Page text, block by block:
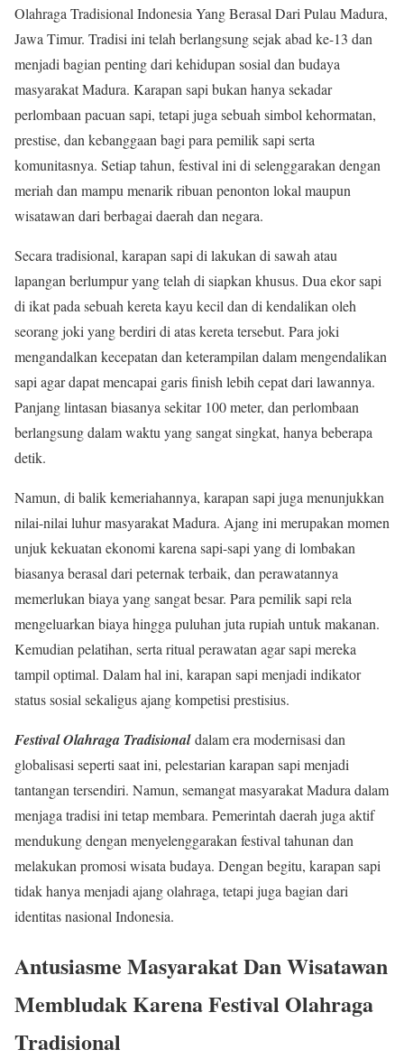
Olahraga Tradisional Indonesia Yang Berasal Dari Pulau Madura,
Jawa Timur. Tradisi ini telah berlangsung sejak abad ke-13 dan
menjadi bagian penting dari kehidupan sosial dan budaya
masyarakat Madura. Karapan sapi bukan hanya sekadar
perlombaan pacuan sapi, tetapi juga sebuah simbol kehormatan,
prestise, dan kebanggaan bagi para pemilik sapi serta
komunitasnya. Setiap tahun, festival ini di selenggarakan dengan
meriah dan mampu menarik ribuan penonton lokal maupun
wisatawan dari berbagai daerah dan negara.
Secara tradisional, karapan sapi di lakukan di sawah atau
lapangan berlumpur yang telah di siapkan khusus. Dua ekor sapi
di ikat pada sebuah kereta kayu kecil dan di kendalikan oleh
seorang joki yang berdiri di atas kereta tersebut. Para joki
mengandalkan kecepatan dan keterampilan dalam mengendalikan
sapi agar dapat mencapai garis finish lebih cepat dari lawannya.
Panjang lintasan biasanya sekitar 100 meter, dan perlombaan
berlangsung dalam waktu yang sangat singkat, hanya beberapa
detik.
Namun, di balik kemeriahannya, karapan sapi juga menunjukkan
nilai-nilai luhur masyarakat Madura. Ajang ini merupakan momen
unjuk kekuatan ekonomi karena sapi-sapi yang di lombakan
biasanya berasal dari peternak terbaik, dan perawatannya
memerlukan biaya yang sangat besar. Para pemilik sapi rela
mengeluarkan biaya hingga puluhan juta rupiah untuk makanan.
Kemudian pelatihan, serta ritual perawatan agar sapi mereka
tampil optimal. Dalam hal ini, karapan sapi menjadi indikator
status sosial sekaligus ajang kompetisi prestisius.
Festival Olahraga Tradisionaldalam era modernisasi dan
globalisasi seperti saat ini, pelestarian karapan sapi menjadi
tantangan tersendiri. Namun, semangat masyarakat Madura dalam
menjaga tradisi ini tetap membara. Pemerintah daerah juga aktif
mendukung dengan menyelenggarakan festival tahunan dan
melakukan promosi wisata budaya. Dengan begitu, karapan sapi
tidak hanya menjadi ajang olahraga, tetapi juga bagian dari
identitas nasional Indonesia.
Antusiasme Masyarakat Dan Wisatawan
Membludak Karena Festival Olahraga
Tradisional